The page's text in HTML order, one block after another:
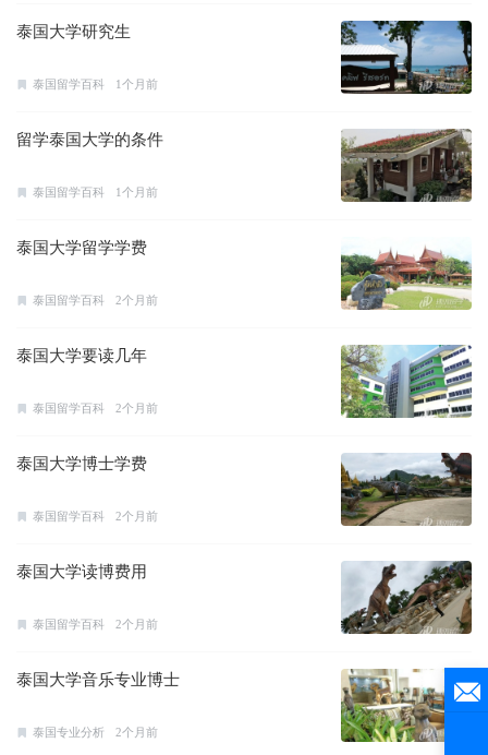
泰国大学研究生
泰国留学百科 1个月前
留学泰国大学的条件
泰国留学百科 1个月前
泰国大学留学学费
泰国留学百科 2个月前
泰国大学要读几年
泰国留学百科 2个月前
泰国大学博士学费
泰国留学百科 2个月前
泰国大学读博费用
泰国留学百科 2个月前
泰国大学音乐专业博士
泰国专业分析 2个月前